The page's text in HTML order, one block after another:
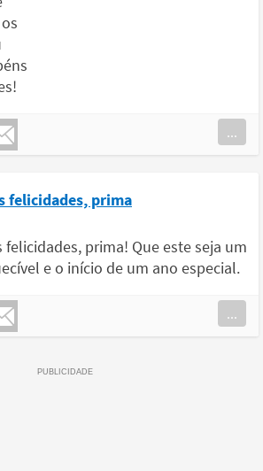
...
felicidades, prima
felicidades, prima! Que este seja um
e o início de um ano especial.
...